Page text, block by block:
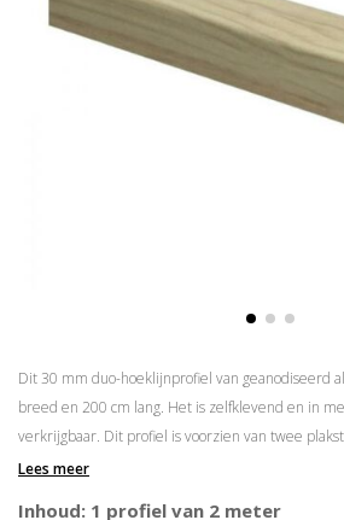
Dit 30 mm duo-hoeklijnprofiel van geanodiseerd
breed en 200 cm lang. Het is zelfklevend en in
verkrijgbaar. Dit profiel is voorzien van twee
andersom gemonteerd kan worden.
Superieure plakkracht
Lees meer
Inhoud: 1 profiel van 2 meter